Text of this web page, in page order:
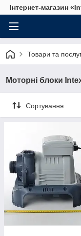
Інтернет-магазин
Товари та
Моторні блоки
Сортування